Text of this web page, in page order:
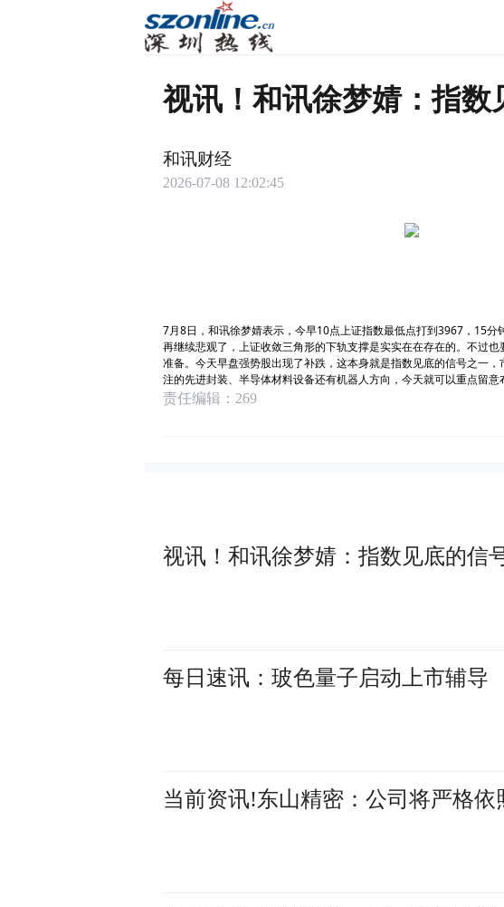
视讯！和讯徐梦婧：指数
和讯财经
2026-07-08 12:02:45
7月8日，和讯徐梦婧表示，今早10点上证指数最低点打到3967，15
再继续悲观了，上证收敛三角形的下轨支撑是实实在在存在的。不过
准备。今天早盘强势股出现了补跌，这本身就是指数见底的信号之一
注的先进封装、半导体材料设备还有机器人方向，今天就可以重点留意
责任编辑：269
视讯！和讯徐梦婧：指数见底的信
每日速讯：玻色量子启动上市辅导
当前资讯!东山精密：公司将严格